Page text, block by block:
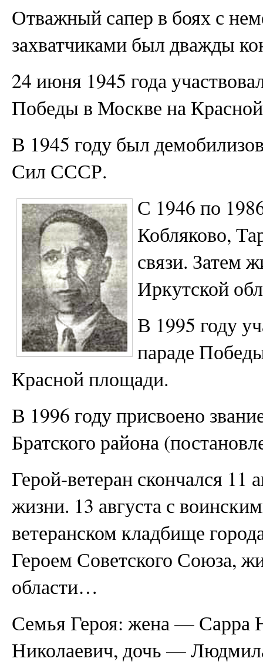
Отважный сапер в боях с
захватчиками был дважды
24 июня 1945 года
Победы в Москве на
В 1945 году был
Сил СССР.
С 1946 по
Кобляково,
связи. Затем
Иркутской
В 1995 году
параде
Красной площади.
В 1996 году присвоено
Братского района
Герой-ветеран скончался 11
жизни. 13 августа с
ветеранском кладбище
Героем Советского Союза,
области…
Семья Героя: жена —
Николаевич, дочь —